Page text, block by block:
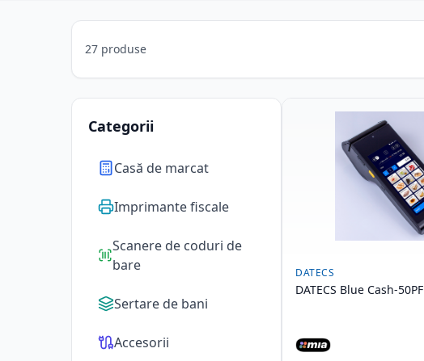
27 produse
Categorii
Casă de marcat
Imprimante fiscale
Scanere de coduri de
bare
Sertare de bani
Accesorii
DATECS
DATECS Blue Cash-50PF